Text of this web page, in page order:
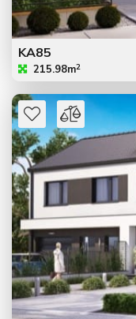
KA85
215.98m2